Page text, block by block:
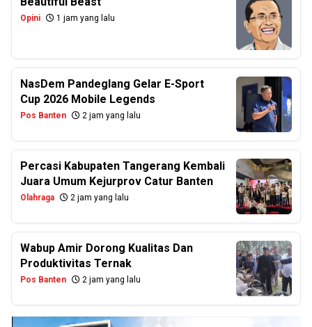
Opini 1 jam yang lalu
NasDem Pandeglang Gelar E-Sport
Cup 2026 Mobile Legends
Pos Banten 2 jam yang lalu
Percasi Kabupaten Tangerang Kembali
Juara Umum Kejurprov Catur Banten
Olahraga 2 jam yang lalu
Wabup Amir Dorong Kualitas Dan
Produktivitas Ternak
Pos Banten 2 jam yang lalu